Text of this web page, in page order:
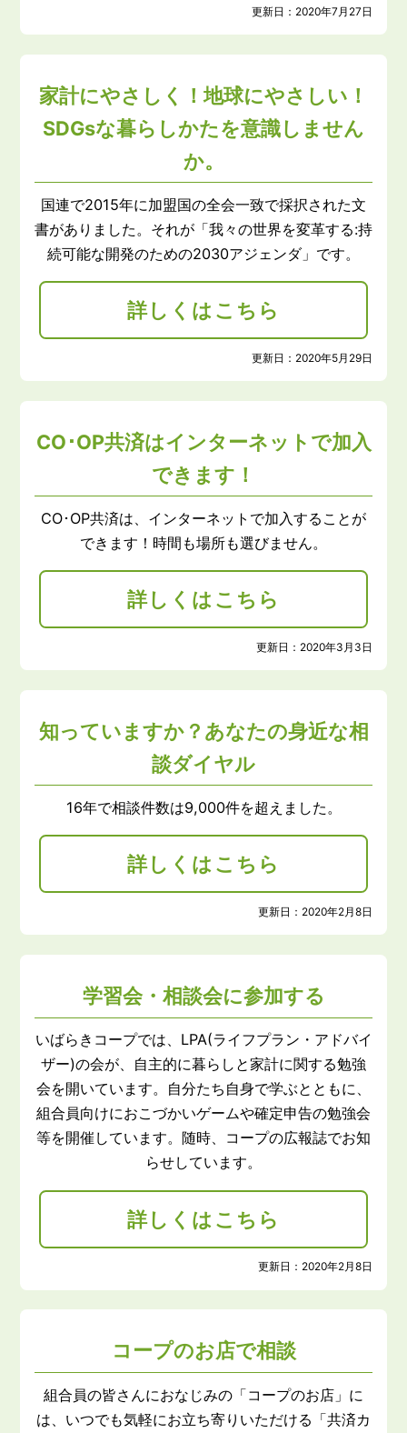
更新日： 2020年7月27日
家計にやさしく！地球にやさしい！
SDGsな暮らしかたを意識しません
か。
国連で2015年に加盟国の全会一致で採択された文
書がありました。それが「我々の世界を変革する:持
続可能な開発のための2030アジェンダ」です。
詳しくはこちら
更新日： 2020年5月29日
CO･OP共済はインターネットで加入
できます！
CO･OP共済は、インターネットで加入することが
できます！時間も場所も選びません。
詳しくはこちら
更新日： 2020年3月3日
知っていますか？あなたの身近な相
談ダイヤル
16年で相談件数は9,000件を超えました。
詳しくはこちら
更新日： 2020年2月8日
学習会・相談会に参加する
いばらきコープでは、LPA(ライフプラン・アドバイ
ザー)の会が、自主的に暮らしと家計に関する勉強
会を開いています。自分たち自身で学ぶとともに、
組合員向けにおこづかいゲームや確定申告の勉強会
等を開催しています。随時、コープの広報誌でお知
らせしています。
詳しくはこちら
更新日： 2020年2月8日
コープのお店で相談
組合員の皆さんにおなじみの「コープのお店」に
は、いつでも気軽にお立ち寄りいただける「共済カ